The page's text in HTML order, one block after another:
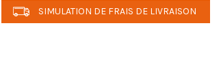
SIMULATION DE FRAIS DE LIVRAISON